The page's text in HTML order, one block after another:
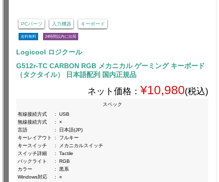
PCパーツ 入力機器 キーボード
送料無料 24時間以内に出荷
Logicool ロジクール
G512r-TC CARBON RGB メカニカル ゲーミング キーボード
（タクタイル） 日本語配列 国内正規品
ネット価格： ¥10,980(税込)
スペック
有線接続方式
:
USB
無線接続方式
:
×
言語
:
日本語(JP)
キーレイアウト
:
フルキー
キースイッチ
:
メカニカルスイッチ
スイッチ詳細
:
Tactile
バックライト
:
RGB
カラー
:
黒系
Windows対応
: ○